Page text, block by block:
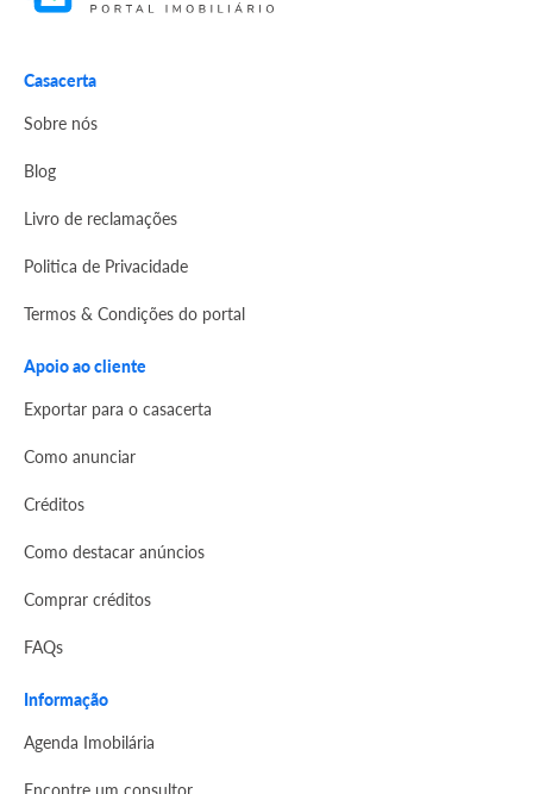
Casacerta
Sobre nós
Blog
Livro de reclamações
Politica de Privacidade
Termos & Condições do portal
Apoio ao cliente
Exportar para o casacerta
Como anunciar
Créditos
Como destacar anúncios
Comprar créditos
FAQs
Informação
Agenda Imobilária